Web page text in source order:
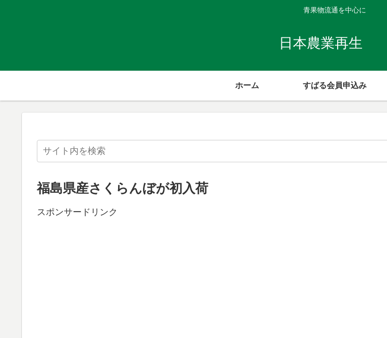
青果物流通を中心に
日本農業再生
ホーム すばる会員申込み
福島県産さくらんぼが初入荷
スポンサードリンク